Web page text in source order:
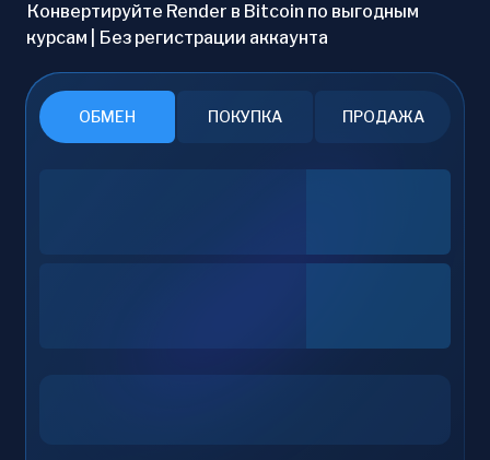
Конвертируйте Render в Bitcoin по выгодным
курсам | Без регистрации аккаунта
ОБМЕН ПОКУПКА ПРОДАЖА